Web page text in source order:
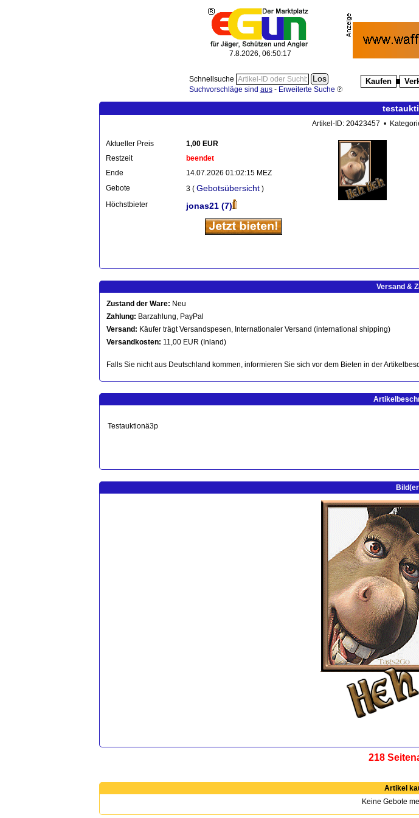
7.8.2026, 06:50:17
Schnellsuche
Suchvorschläge sind aus- Erweiterte Suche
Kaufen
Artikel-ID: 20423457 •
Aktueller Preis
1,00 EUR
Restzeit
beendet
Ende
14.07.2026 01:02:15 MEZ
Gebote
3 ( Gebotsübersicht )
Höchstbieter
jonas21 (7)
Versand &
Zustand der Ware: Neu
Zahlung: Barzahlung, PayPal
Versand: Käufer trägt Versandspesen, Internationaler Versand (international shipping)
Versandkosten: 11,00 EUR (Inland)
Falls Sie nicht aus Deutschland kommen, informieren Sie sich vor dem Bieten in der
Testauktionä3p
218
Artikel
Keine Gebote